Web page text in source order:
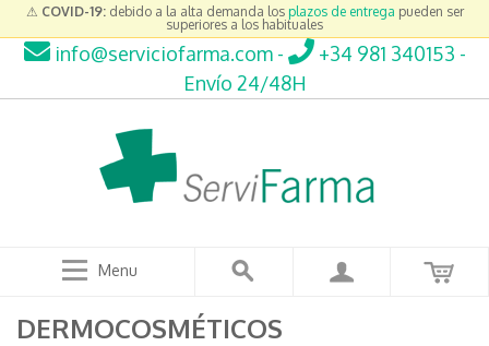
⚠ COVID-19:debido a la alta demanda los plazos de entrega pueden ser
superiores a los habituales
info@serviciofarma.com- +34 981 340153 -
Envío 24/48H
Menu
DERMOCOSMÉTICOS